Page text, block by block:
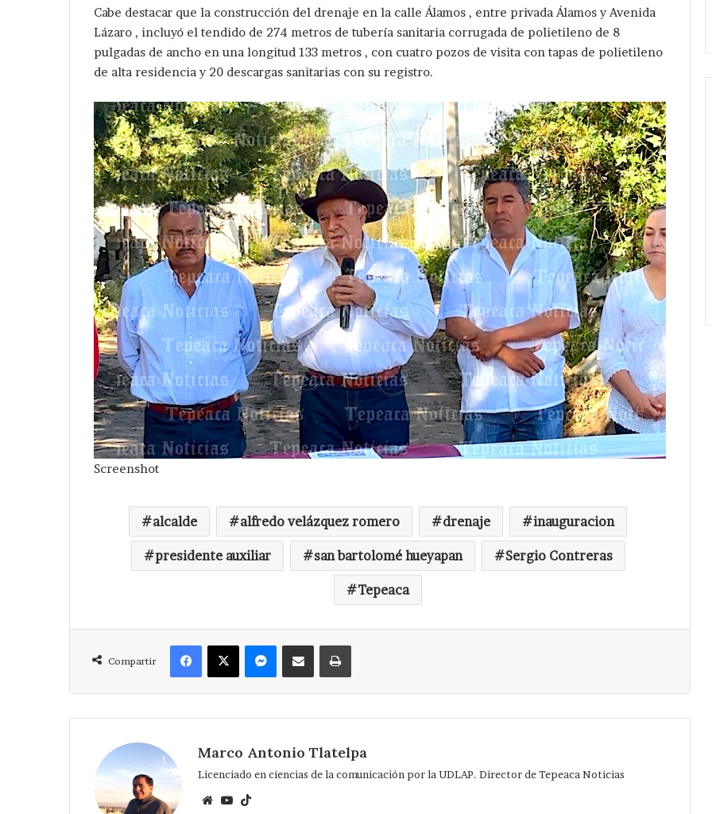
Cabe destacar que la construcción del drenaje en la calle Álamos , entre privada Álamos y Avenida
Lázaro , incluyó el tendido de 274 metros de tubería sanitaria corrugada de polietileno de 8
pulgadas de ancho en una longitud 133 metros , con cuatro pozos de visita con tapas de polietileno
de alta residencia y 20 descargas sanitarias con su registro.
Screenshot
alcalde alfredo velázquez romero drenaje inauguracion
presidente auxiliar san bartolomé hueyapan Sergio Contreras
Tepeaca
Compartir
Facebook
X MessengerCompartir via CorreoImprimir
Marco Antonio Tlatelpa
Licenciado en ciencias de la comunicación por la UDLAP. Director de Tepeaca Noticias
WebsiteYouTube
Santa Cecilia .
central
de
San
Salvador
Huixcolotla
Huixcolotla .
en
San
Xochiltenango .